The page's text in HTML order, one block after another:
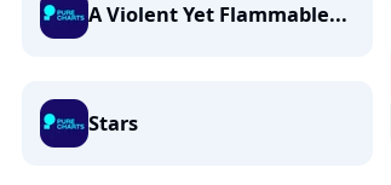
A Violent Yet Flammable...
Stars